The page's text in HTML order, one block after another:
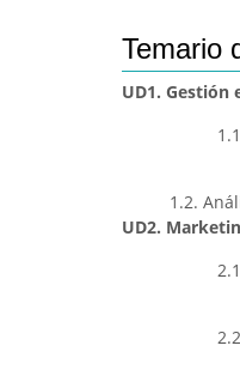
Temario
UD1.
1.2.
UD2.